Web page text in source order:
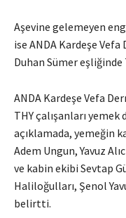
Aşevine gelemeyen
ise ANDA Kardeşe
Duhan Sümer
ANDA Kardeşe Vefa
THY çalışanları yemek
açıklamada, yemeğin
Adem Ungun, Yavuz
ve kabin ekibi Sevtap
Haliloğulları, Şenol
belirtti.